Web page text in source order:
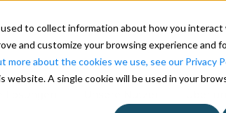
to collect information about how you
and customize your browsing experience and
more about the cookies we use, see our Privacy
A single cookie will be used in your